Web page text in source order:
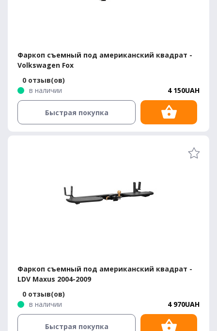
Фаркоп съемный под американский квадрат -
Volkswagen Fox
0 отзыв(ов)
в наличии
4 150UAH
Быстрая покупка
Фаркоп съемный под американский квадрат -
LDV Maxus 2004-2009
0 отзыв(ов)
в наличии
4 970UAH
Быстрая покупка